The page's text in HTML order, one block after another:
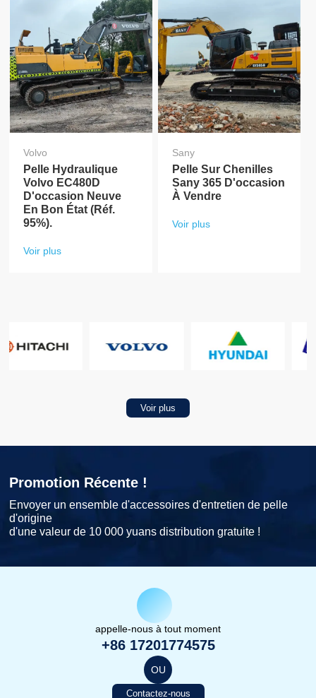
Volvo
Pelle Hydraulique
Volvo EC480D
D'occasion Neuve
En Bon État (réf.
95%).
Voir plus
Sany
Pelle Sur Chenilles
Sany 365 D'occasion
À Vendre
Voir plus
Voir plus
Promotion Récente !
Envoyer un ensemble d'accessoires d'entretien de pelle
d'origine
d'une valeur de 10 000 yuans distribution gratuite !
appelle-nous à tout moment
+86 17201774575
OU
Contactez-nous